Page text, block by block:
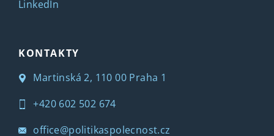
LinkedIn
KONTAKTY
Martinská 2, 110 00 Praha 1
+420 602 502 674
office@politikaspolecnost.cz